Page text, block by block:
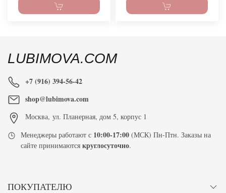
LUBIMOVA.COM
+7 (916) 394-56-42
shop@lubimova.com
Москва, ул. Планерная, дом 5, корпус 1
Менеджеры работают с 10:00-17:00 (МСК) Пн-Птн. Заказы на
сайте принимаютсякруглосуточно.
ПОКУПАТЕЛЮ